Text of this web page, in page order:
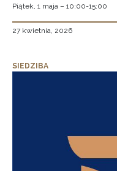
Piątek, 1 maja – 10:00-15:00
27 kwietnia, 2026
SIEDZIBA